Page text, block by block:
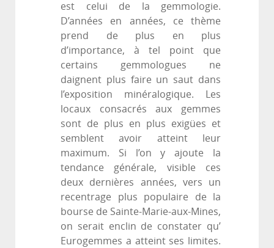
est celui de la gemmologie.
D’années en années, ce thème
prend de plus en plus
d’importance, à tel point que
certains gemmologues ne
daignent plus faire un saut dans
l’exposition minéralogique. Les
locaux consacrés aux gemmes
sont de plus en plus exigües et
semblent avoir atteint leur
maximum. Si l’on y ajoute la
tendance générale, visible ces
deux dernières années, vers un
recentrage plus populaire de la
bourse de Sainte-Marie-aux-Mines,
on serait enclin de constater qu’
Eurogemmes a atteint ses limites.